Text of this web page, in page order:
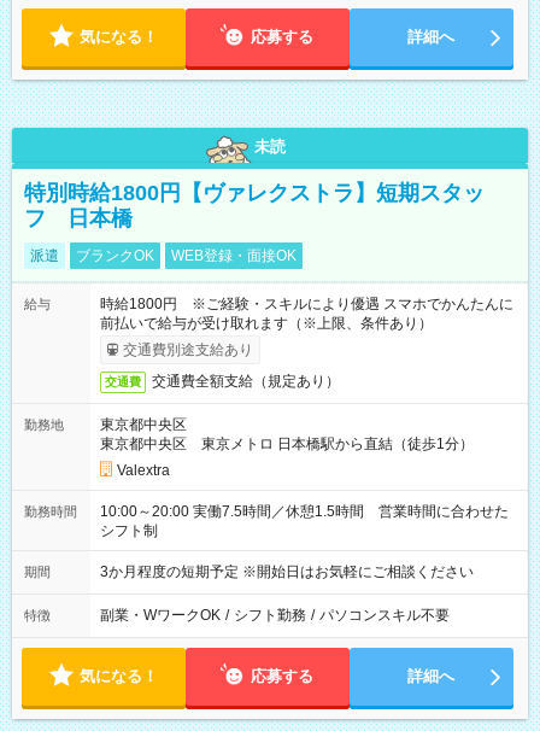
気になる！ 応募する 詳細へ
未読
特別時給1800円【ヴァレクストラ】短期スタッ
フ 日本橋
派遣 ブランクOK WEB登録・面接OK
給与
時給1800円 ※ご経験・スキルにより優遇 スマホでかんたんに
前払いで給与が受け取れます（※上限、条件あり）
交通費別途支給あり
交通費 交通費全額支給（規定あり）
勤務地
東京都中央区
東京都中央区 東京メトロ 日本橋駅から直結（徒歩1分）
Valextra
勤務時間
10:00～20:00 実働7.5時間／休憩1.5時間 営業時間に合わせた
シフト制
期間 3か月程度の短期予定 ※開始日はお気軽にご相談ください
特徴 副業・WワークOK / シフト勤務 / パソコンスキル不要
気になる！ 応募する 詳細へ